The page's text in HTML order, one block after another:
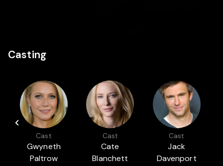
Casting
Cast
Gwyneth
Paltrow
Cast
Cate
Blanchett
Cast
Jack
Davenport